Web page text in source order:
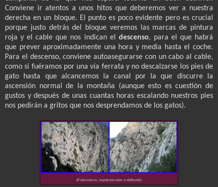
Conviene ir atentos a unos hitos que deberemos ver a nuestra
derecha en un bloque. El punto es poco evidente pero es crucial
porque justo detrás del bloque veremos las marcas de pintura
roja y el cable que nos indican el descenso, para el que habrá
que prever aproximadamente una hora y media hasta el coche.
Para el descenso, conviene autoasegurarse con un cabo al cable,
como si fuéramos por una vía ferrata y no descalzarse los pies de
gato hasta que alcancemos la canal por la que discurre la
ascensión normal de la montaña (aunque esto es cuestión de
gustos y después de unas cuantas horas escalando nuestros pies
nos pedirán a gritos que nos desprendamos de los gatos).
El descenso, espectacular y delicado